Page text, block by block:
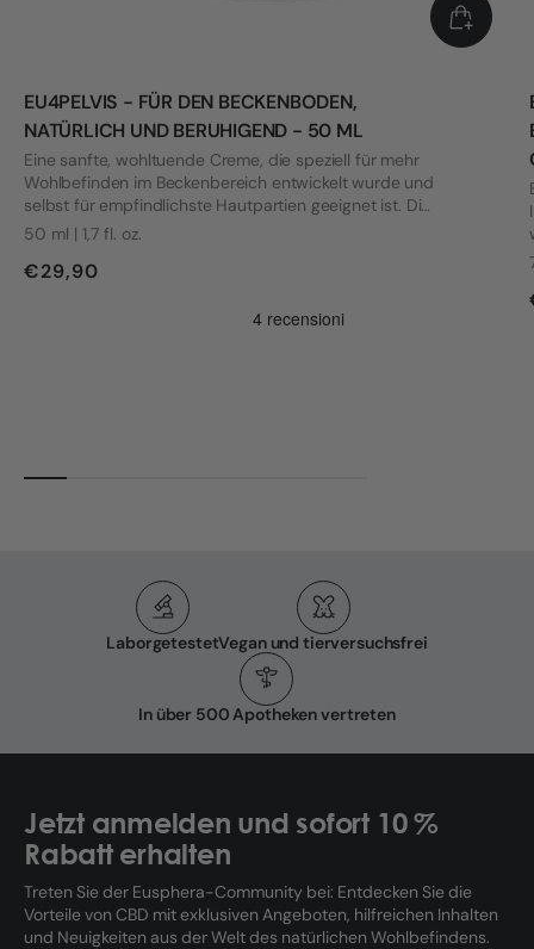
EU4PELVIS - FÜR DEN BECKENBODEN,
NATÜRLICH UND BERUHIGEND - 50 ML
Eine sanfte, wohltuende Creme, die speziell für mehr
Wohlbefinden im Beckenbereich entwickelt wurde und
selbst für empfindlichste Hautpartien geeignet ist. Die
Formel wurde mit Blick auf die Bedürfnisse von Frauen
entwickelt.
50 ml | 1,7 fl. oz.
€29,90
LaborgetestetVegan und tierversuchsfrei
In über 500 Apotheken vertreten
Jetzt anmelden und sofort 10 %
Rabatt erhalten
Treten Sie der Eusphera-Community bei: Entdecken Sie die
Vorteile von CBD mit exklusiven Angeboten, hilfreichen Inhalten
und Neuigkeiten aus der Welt des natürlichen Wohlbefindens.